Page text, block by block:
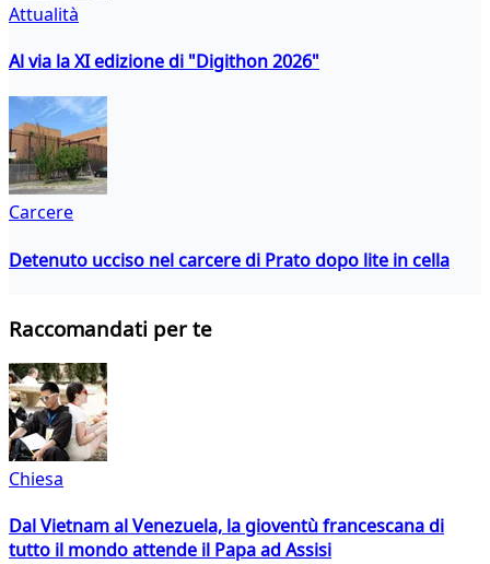
Attualità
Al via la XI edizione di "Digithon 2026"
Carcere
Detenuto ucciso nel carcere di Prato dopo lite in cella
Raccomandati per te
Chiesa
Dal Vietnam al Venezuela, la gioventù francescana di
tutto il mondo attende il Papa ad Assisi